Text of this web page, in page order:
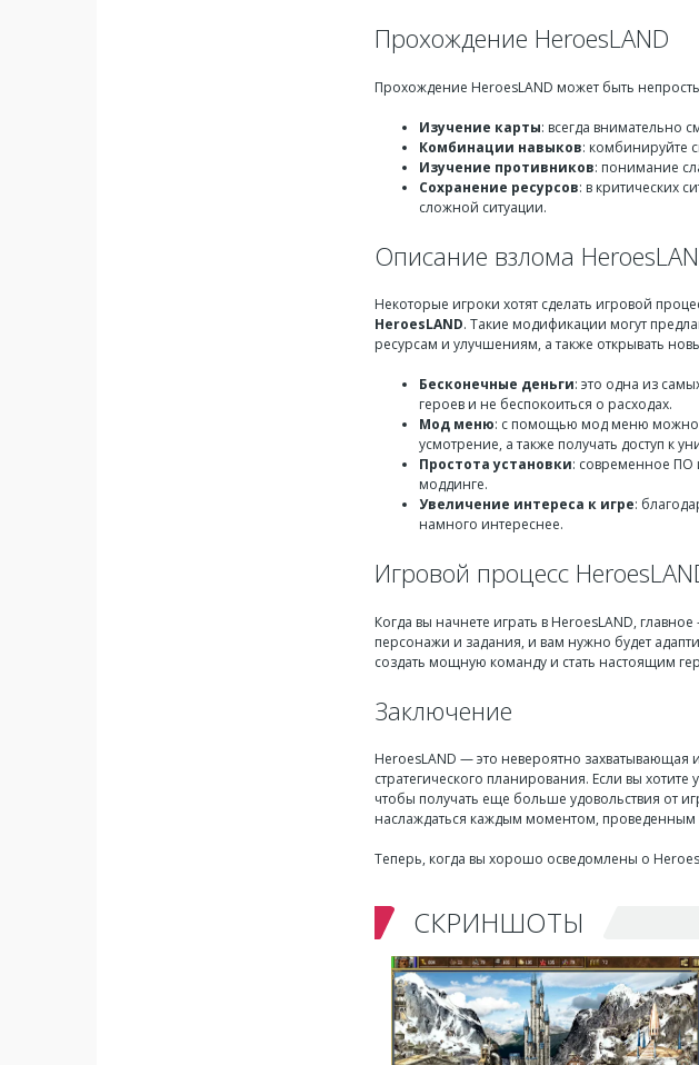
Прохождение HeroesLAND
Прохождение HeroesLAND может быть
Изучение карты: всегда внимательно
Комбинации навыков: комбинируйте
Изучение противников: понимание
Сохранение ресурсов: в критических
сложной ситуации.
Описание взлома
Некоторые игроки хотят сделать игровой
HeroesLAND. Такие модификации могут
ресурсам и улучшениям, а также открывать
Бесконечные деньги: это одна из
героев и не беспокоиться о расходах.
Мод меню: с помощью мод меню можно
усмотрение, а также получать доступ к
Простота установки: современное ПО
моддинге.
Увеличение интереса к игре:
намного интереснее.
Игровой процесс
Когда вы начнете играть в HeroesLAND,
персонажи и задания, и вам нужно будет
создать мощную команду и стать настоящим
Заключение
HeroesLAND — это невероятно захватывающая
стратегического планирования. Если вы
чтобы получать еще больше удовольствия от
наслаждаться каждым моментом, проведенным
Теперь, когда вы хорошо осведомлены о
СКРИНШОТЫ